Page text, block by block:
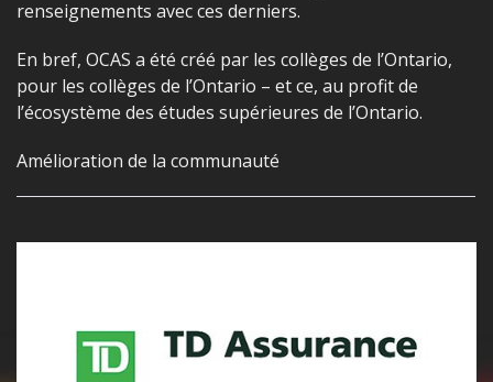
renseignements avec ces derniers.
En bref, OCAS a été créé par les collèges de l’Ontario,
pour les collèges de l’Ontario – et ce, au profit de
l’écosystème des études supérieures de l’Ontario.
Amélioration de la communauté